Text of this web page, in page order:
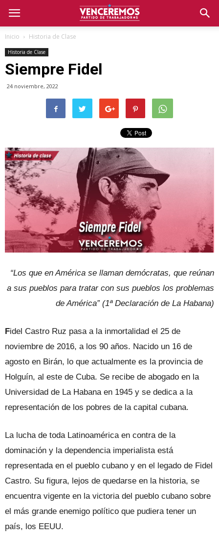
Inicio Historia de Clase
Historia de Clase
Siempre Fidel
24 noviembre, 2022
“Los que en América se llaman demócratas, que reúnan
a sus pueblos para tratar con sus pueblos los problemas
de América” (1ª Declaración de La Habana)
Fidel Castro Ruz pasa a la inmortalidad el 25 de
noviembre de 2016, a los 90 años. Nacido un 16 de
agosto en Birán, lo que actualmente es la provincia de
Holguín, al este de Cuba. Se recibe de abogado en la
Universidad de La Habana en 1945 y se dedica a la
representación de los pobres de la capital cubana.
La lucha de toda Latinoamérica en contra de la
dominación y la dependencia imperialista está
representada en el pueblo cubano y en el legado de Fidel
Castro. Su figura, lejos de quedarse en la historia, se
encuentra vigente en la victoria del pueblo cubano sobre
el más grande enemigo político que pudiera tener un
país, los EEUU.